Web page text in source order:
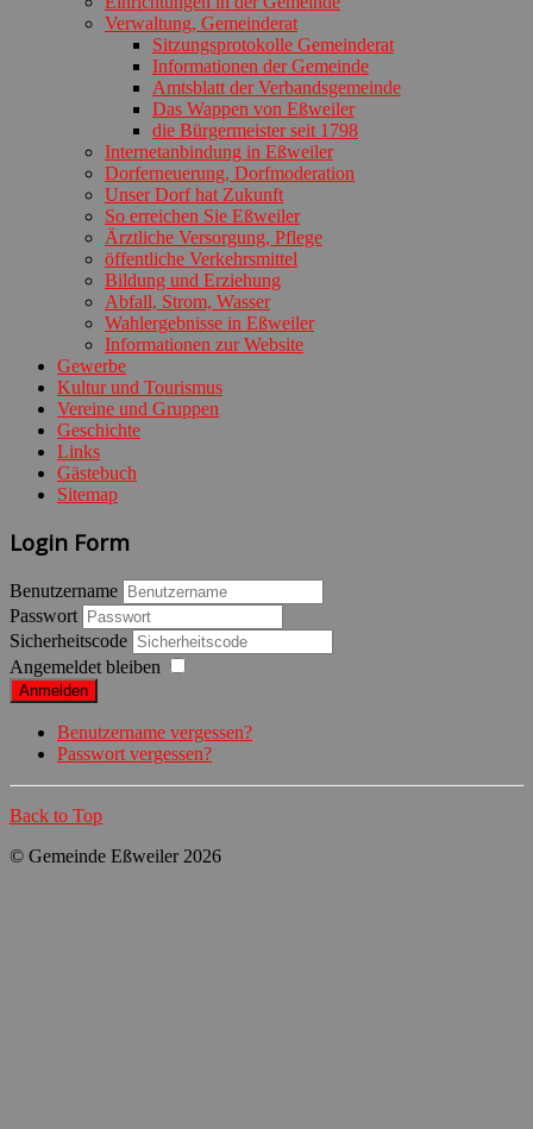
Verwaltung, Gemeinderat
Sitzungsprotokolle Gemeinderat
Informationen der Gemeinde
Amtsblatt der Verbandsgemeinde
Das Wappen von Eßweiler
die Bürgermeister seit 1798
Internetanbindung in Eßweiler
Dorferneuerung, Dorfmoderation
Unser Dorf hat Zukunft
So erreichen Sie Eßweiler
Ärztliche Versorgung, Pflege
öffentliche Verkehrsmittel
Bildung und Erziehung
Abfall, Strom, Wasser
Wahlergebnisse in Eßweiler
Informationen zur Website
Gewerbe
Kultur und Tourismus
Vereine und Gruppen
Geschichte
Links
Gästebuch
Sitemap
Login Form
Benutzername
Passwort
Sicherheitscode
Angemeldet bleiben
Anmelden
Benutzername vergessen?
Passwort vergessen?
Back to Top
© Gemeinde Eßweiler 2026